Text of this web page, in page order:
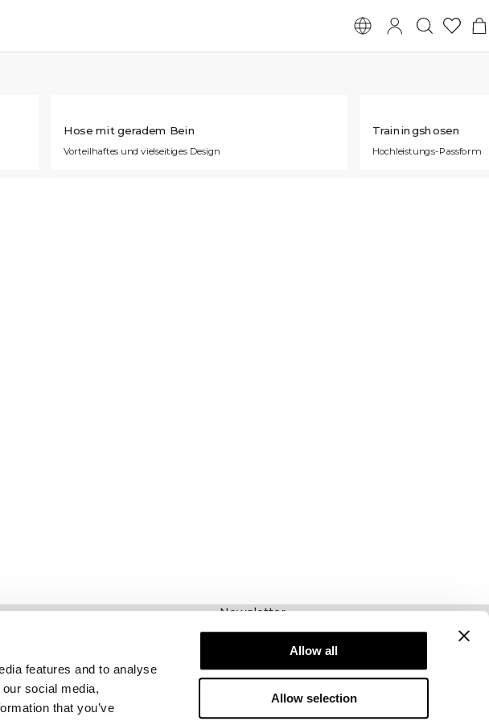
features and to analyse
social media,
that you’ve
Allow all
Allow selection
Hose mit geradem Bein
Vorteilhaftes und vielseitiges Design
Trainingshosen
Hochleistungs-Passform
Newsletter
Abonnieren Sie unseren Newsletter! Erhalten
Sie exklusive Angebote, unsere neuesten
Nachrichten und vieles mehr.